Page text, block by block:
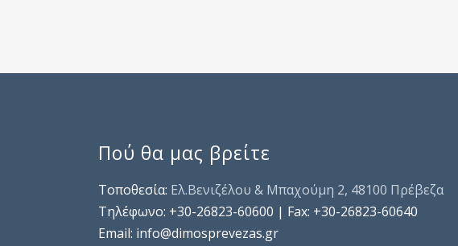
Πού θα μας βρείτε
Τοποθεσία: Ελ.Βενιζέλου & Μπαχούμη 2, 48100 Πρέβεζα
Τηλέφωνo: +30-26823-60600 | Fax: +30-26823-60640
Email: info@dimosprevezas.gr